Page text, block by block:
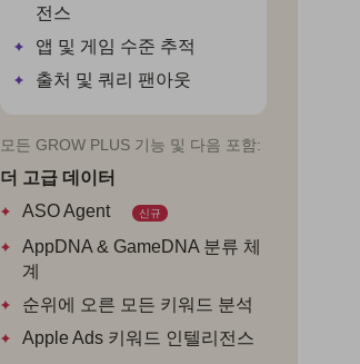
전스
앱 및 게임 수준 추적
출처 및 쿼리 팬아웃
모든 GROW PLUS 기능 및 다음 포함:
더 고급 데이터
ASO Agent
신규
AppDNA & GameDNA 분류 체
계
순위에 오른 모든 키워드 분석
Apple Ads 키워드 인텔리전스